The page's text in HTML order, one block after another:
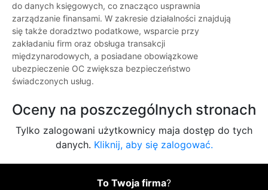
do danych księgowych, co znacząco usprawnia
zarządzanie finansami. W zakresie działalności znajdują
się także doradztwo podatkowe, wsparcie przy
zakładaniu firm oraz obsługa transakcji
międzynarodowych, a posiadane obowiązkowe
ubezpieczenie OC zwiększa bezpieczeństwo
świadczonych usług.
Oceny na poszczególnych stronach
Tylko zalogowani użytkownicy maja dostęp do tych
danych. Kliknij, aby się zalogować.
To Twoja firma?